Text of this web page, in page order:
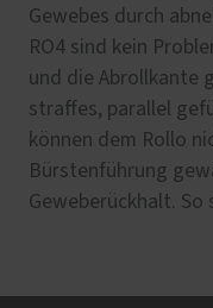
Gewebes durch
RO4 sind kein
und die Abrollkante
straffes, parallel
können dem Rollo
Bürstenführung
Geweberückhalt. So